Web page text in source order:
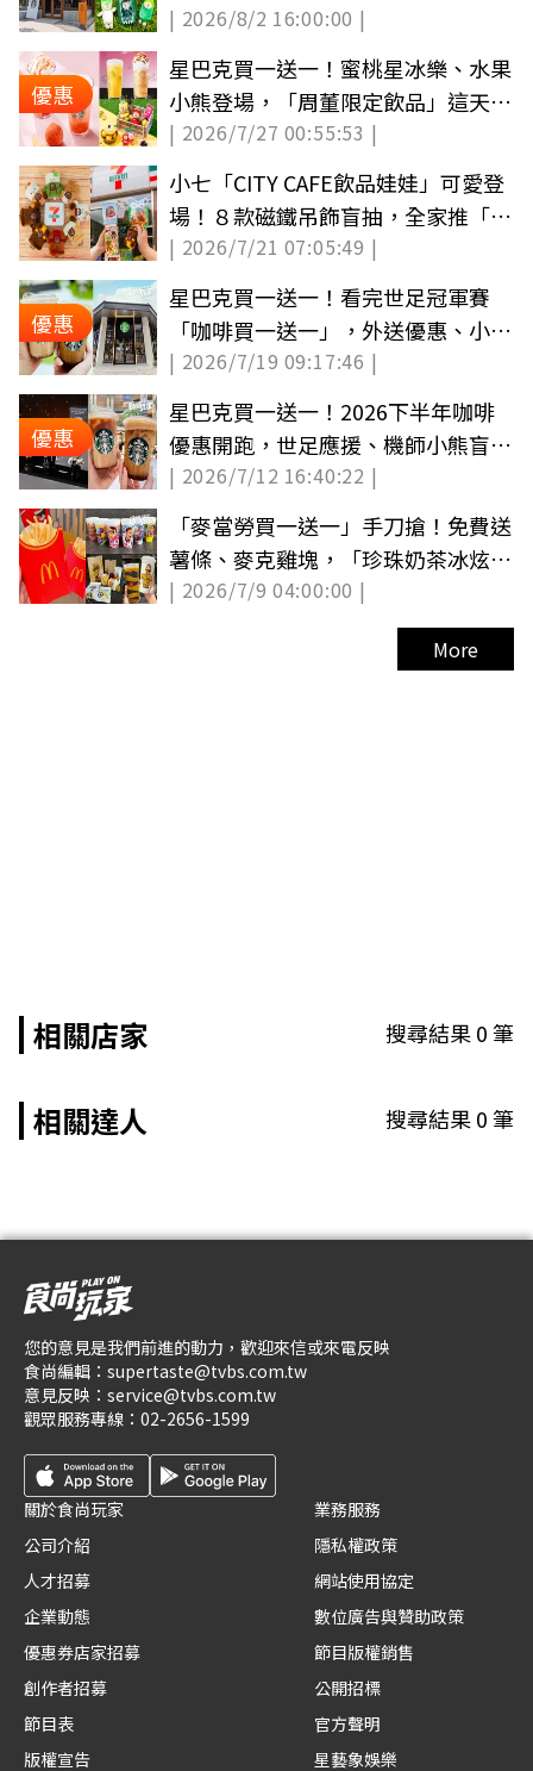
小熊
| 2026/8/2 16:00:00 |
優惠
星巴克買一送一！蜜桃星冰樂、水果
小熊登場，「周董限定飲品」這天開
喝
| 2026/7/27 00:55:53 |
小七「CITY CAFE飲品娃娃」可愛登
場！８款磁鐵吊飾盲抽，全家推「咖
啡Q凍拿鐵」
| 2026/7/21 07:05:49 |
優惠
星巴克買一送一！看完世足冠軍賽
「咖啡買一送一」，外送優惠、小熊
盲盒整理
| 2026/7/19 09:17:46 |
優惠
星巴克買一送一！2026下半年咖啡
優惠開跑，世足應援、機師小熊盲盒
一次收
| 2026/7/12 16:40:22 |
「麥當勞買一送一」手刀搶！免費送
薯條、麥克雞塊，「珍珠奶茶冰炫
風」半價喝
| 2026/7/9 04:00:00 |
More
相關店家 搜尋結果0筆
相關達人 搜尋結果0筆
您的意見是我們前進的動力，歡迎來信或來電反映
食尚編輯： supertaste@tvbs.com.tw
意見反映： service@tvbs.com.tw
觀眾服務專線： 02-2656-1599
關於食尚玩家
公司介紹
人才招募
企業動態
優惠券店家招募
創作者招募
節目表
版權宣告
業務服務
隱私權政策
網站使用協定
數位廣告與贊助政策
節目版權銷售
公開招標
官方聲明
星藝象娛樂